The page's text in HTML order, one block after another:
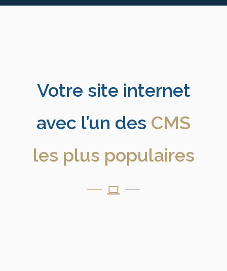
Votre site internet
avec l’un des CMS
les plus populaires